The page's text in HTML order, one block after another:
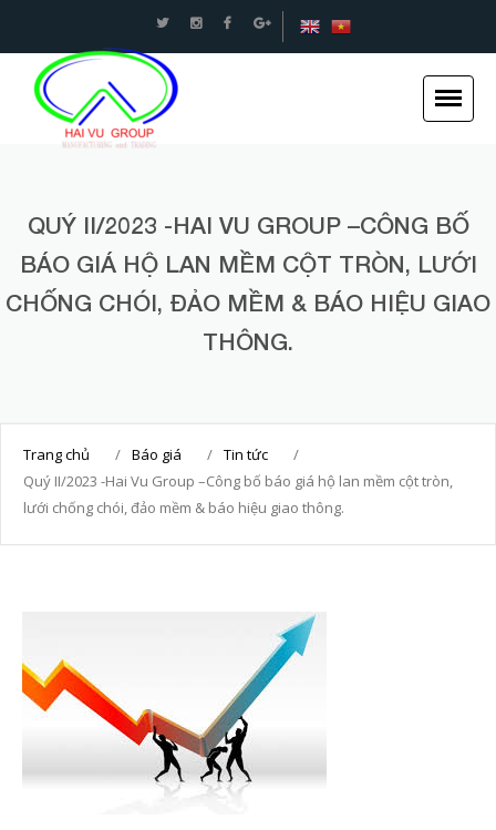
Trang chủ
Giới thiệu
Tin tức
Dự án
An toàn Giao thông - Kết cấu thép Xây dựng -Hải
Vũ Group
QUÝ II/2023 -HAI VU GROUP –CÔNG BỐ
BÁO GIÁ HỘ LAN MỀM CỘT TRÒN, LƯỚI
CHỐNG CHÓI, ĐẢO MỀM & BÁO HIỆU GIAO
THÔNG.
Trang chủ / Báo giá / Tin tức
/
Quý II/2023 -Hai Vu Group –Công bố báo giá hộ lan mềm cột tròn,
lưới chống chói, đảo mềm & báo hiệu giao thông.